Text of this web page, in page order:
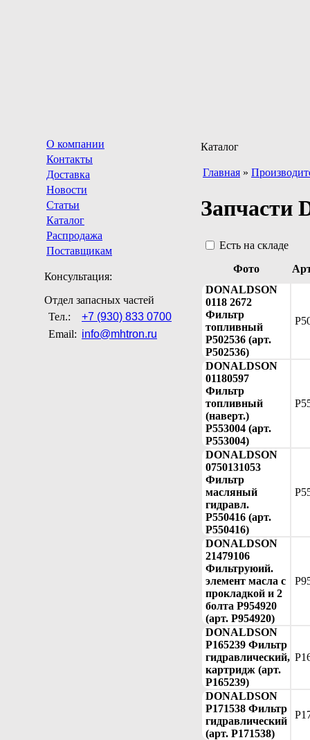
О компании
Контакты
Доставка
Новости
Статьи
Каталог
Распродажа
Поставщикам
Консультация:
Отдел запасных частей
Тел.:
+7 (930) 833 0700
Email: info@mhtron.ru
Каталог
Главная »
Запчасти
Есть на складе
Фото
DONALDSON
0118 2672
Фильтр
топливный
P502536 (арт.
P502536)
DONALDSON
01180597
Фильтр
топливный
(наверт.)
P553004 (арт.
P553004)
DONALDSON
0750131053
Фильтр
масляный
гидравл.
P550416 (арт.
P550416)
DONALDSON
21479106
Фильтруюий.
элемент масла с
прокладкой и 2
болта P954920
(арт. P954920)
DONALDSON
P165239 Фильтр
гидравлический,
картридж (арт.
P165239)
DONALDSON
P171538 Фильтр
гидравлический
(арт. P171538)